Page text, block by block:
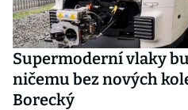
Supermoderní vlaky
ničemu bez nových
Borecký